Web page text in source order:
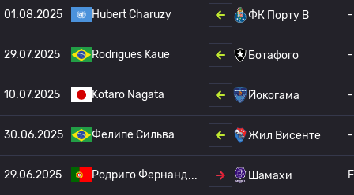
01.08.2025 Hubert Charuzy ФК Порту B -
29.07.2025 Rodrigues Kaue Ботафого -
10.07.2025 Kotaro Nagata Йокогама -
30.06.2025 Фелипе Сильва Жил Висенте -
29.06.2025 Родриго Фернанд Шамахи